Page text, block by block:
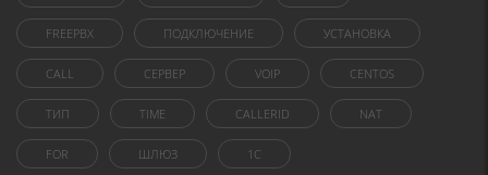
FREEPBX ПОДКЛЮЧЕНИЕ УСТАНОВКА
CALL СЕРВЕР VOIP CENTOS
ТИП TIME CALLERID NAT
FOR ШЛЮЗ 1C